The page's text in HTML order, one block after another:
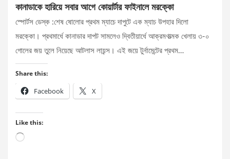
কানাডাকে হারিয়ে সবার আগে কোয়ার্টার ফাইনালে মরক্কো
স্পোর্টস ডেস্ক :শেষ ষোলোর প্রথম ম্যাচে দাপুটে এক ম্যাচ উপহার দিলো
মরক্কো। প্রথমার্ধে কানাডার দাপট সামলেও দ্বিতীয়ার্ধে আক্রমণাত্মক খেলায় ৩-০
গোলের জয় তুলে নিয়েছে আটলাস লায়ন্স। এই জয়ে টুর্নামেন্টের প্রথম…
Share this:
Facebook X
Like this:
Loading…